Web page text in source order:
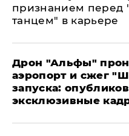
признанием перед
танцем" в карьере
Дрон "Альфы"
аэропорт и сжег
запуска:
эксклюзивные